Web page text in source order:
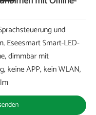
und
Eseesmart Smart-LED-
dimmbar mit
keine APP, kein WLAN,